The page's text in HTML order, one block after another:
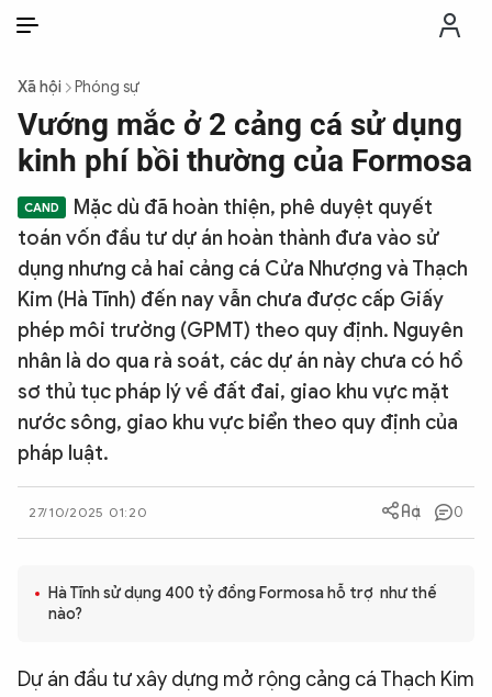
THỜI SỰ
CHỐNG DIỄN BIẾN HÒA BÌNH
CÔNG AN TRONG LÒNG DÂN
XÃ HỘI
PHÁP LUẬT
CÔNG NGHỆ
QUỐC TẾ
VĂN HÓA - THỂ THAO
Xã hội Phóng sự
Vướng mắc ở 2 cảng cá sử dụng
kinh phí bồi thường của Formosa
Mặc dù đã hoàn thiện, phê duyệt quyết
toán vốn đầu tư dự án hoàn thành đưa vào sử
dụng nhưng cả hai cảng cá Cửa Nhượng và Thạch
Kim (Hà Tĩnh) đến nay vẫn chưa được cấp Giấy
phép môi trường (GPMT) theo quy định. Nguyên
nhân là do qua rà soát, các dự án này chưa có hồ
sơ thủ tục pháp lý về đất đai, giao khu vực mặt
nước sông, giao khu vực biển theo quy định của
pháp luật.
27/10/2025 01:20 0
Hà Tĩnh sử dụng 400 tỷ đồng Formosa hỗ trợ như thế
nào?
Dự án đầu tư xây dựng mở rộng cảng cá Thạch Kim